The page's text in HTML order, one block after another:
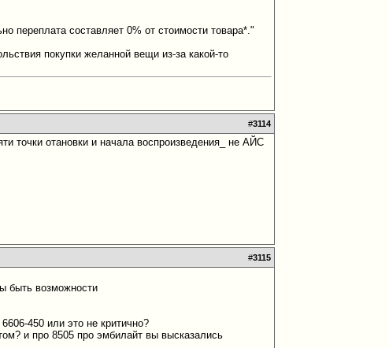
переплата составляет 0% от стоимости товара*."
покупки желанной вещи из-за какой-то
#3114
точки отановки и начала воспроизведения_ не АЙС
#3115
быть возможности
450 или это не критично?
и про 8505 про эмбилайт вы высказались